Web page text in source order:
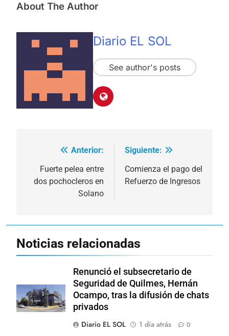
About The Author
Diario EL SOL
See author's posts
Navegación
entradas
Anterior:
Fuerte pelea entre
dos pochocleros en
Solano
Siguiente:
Comienza el pago del
Refuerzo de Ingresos
Noticias relacionadas
Renunció el subsecretario de
Seguridad de Quilmes, Hernán
Ocampo, tras la difusión de chats
privados
Diario EL SOL
1 día atrás 0